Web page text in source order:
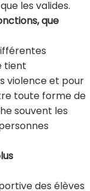
les valides.
que
tient
violence et pour
toute forme de
souvent les
des élèves